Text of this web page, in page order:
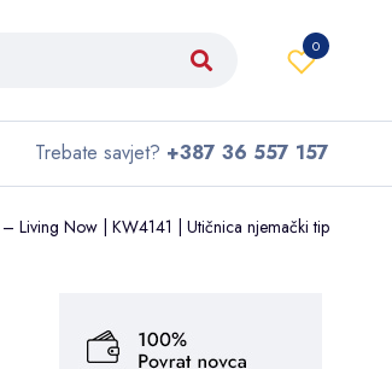
0
Trebate savjet? +387 36 557 157
Living Now | KW4141 | Utičnica njemački tip